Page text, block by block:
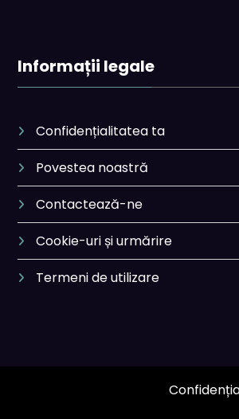
Informații legale
Confidențialitatea ta
Povestea noastră
Contactează-ne
Cookie-uri și urmărire
Termeni de utilizare